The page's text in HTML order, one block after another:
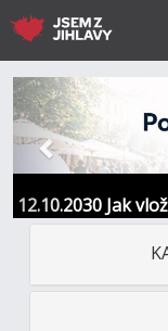
12.10.2030 Jak
Jihlavy
Předchozí